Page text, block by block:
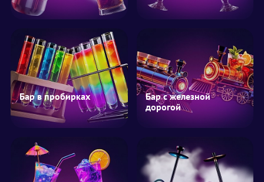
Бар в пробирках
Бар с железной
дорогой